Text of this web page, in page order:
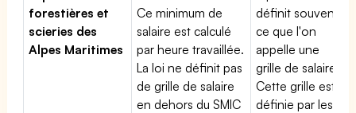
forestières et
scieries des
Alpes Maritimes
Ce minimum de
salaire est calculé
par heure travaillée.
La loi ne définit pas
de grille de salaire
en dehors du SMIC
définit souvent
ce que l'on
appelle une
grille de salaires.
Cette grille est
définie par les